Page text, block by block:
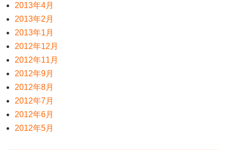
2013年4月
2013年2月
2013年1月
2012年12月
2012年11月
2012年9月
2012年8月
2012年7月
2012年6月
2012年5月